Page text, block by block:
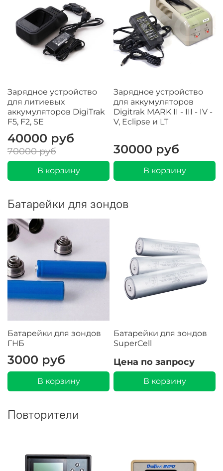
Зарядное устройство
для литиевых
аккумуляторов DigiTrak
F5, F2, SE
40000 руб
70000 руб
В корзину
Зарядное устройство
для аккумуляторов
Digitrak MARK II - III - IV -
V, Eclipse и LT
30000 руб
В корзину
Батарейки для зондов
Батарейки для зондов
ГНБ
3000 руб
В корзину
Батарейки для зондов
SuperCell
Цена по запросу
В корзину
Повторители